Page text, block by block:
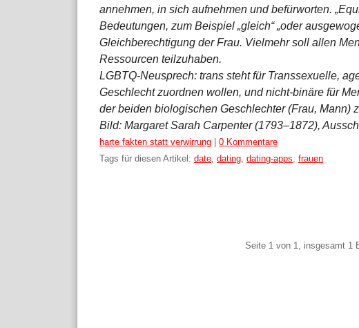
annehmen, in sich aufnehmen und befürworten.
Bedeutungen, zum Beispiel „gleich“ „oder
Gleichberechtigung der Frau. Vielmehr soll allen
Ressourcen teilzuhaben.
LGBTQ-Neusprech: trans steht für Transsexuelle,
Geschlecht zuordnen wollen, und nicht-binäre für
der beiden biologischen Geschlechter (Frau, Mann)
Bild: Margaret Sarah Carpenter (1793–1872),
Kategorien:
harte fakten statt verwirrung
0 Kommentare
Tags für diesen Artikel: date, dating, dating-apps, frauen
Seite 1 von 1, insgesamt 1